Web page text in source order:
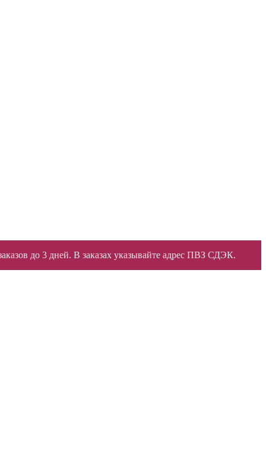
до 3 дней. В заказах указывайте адрес ПВЗ СДЭК.